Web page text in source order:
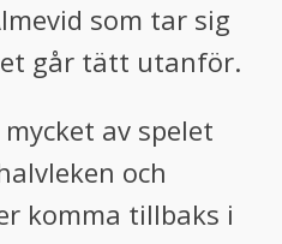
som tar sig
går tätt utanför.
av spelet
och
komma tillbaks i